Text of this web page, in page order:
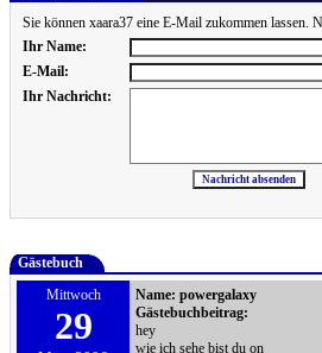
Sie können xaara37 eine E-Mail zukommen lassen.
Ihr Name:
E-Mail:
Ihr Nachricht:
Gästebuch
Mittwoch
29
Name: powergalaxy
Gästebuchbeitrag:
hey
wie ich sehe bist du on